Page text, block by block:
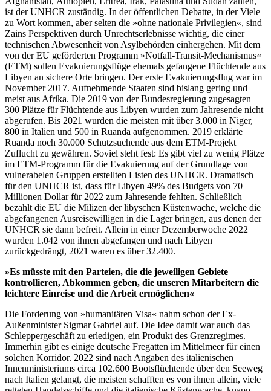
ist der UNHCR zuständig. In der öffentlichen Debatte, in der Viele
zu Wort kommen, aber selten die »ohne nationale Privilegien«, sind
Zains Perspektiven durch Unrechtserlebnisse wichtig, die einer
technischen Abwesenheit von Asylbehörden einhergehen. Mit dem
von der EU geförderten Programm »Notfall-Transit-Mechanismus«
(ETM) sollen Evakuierungsflüge ehemals gefangene Flüchtende aus
Libyen an sichere Orte bringen. Der erste Evakuierungsflug war im
November 2017. Aufnehmende Staaten sind bislang gering und
meist aus Afrika. Die 2019 von der Bundesregierung zugesagten
300 Plätze für Flüchtende aus Libyen wurden zum Jahresende nicht
abgerufen. Bis 2021 wurden die meisten mit über 3.000 in Niger,
800 in Italien und 500 in Ruanda aufgenommen. 2019 erklärte
Ruanda noch 30.000 Schutzsuchende aus dem ETM-Projekt
Zuflucht zu gewähren. Soviel steht fest: Es gibt viel zu wenig Plätze
im ETM-Programm für die Evakuierung auf der Grundlage von
vulnerabelen Gruppen erstellten Listen des UNHCR. Dramatisch
für den UNHCR ist, dass für Libyen 49% des Budgets von 70
Millionen Dollar für 2022 zum Jahresende fehlten. Schließlich
bezahlt die EU die Milizen der libyschen Küstenwache, welche die
abgefangenen Ausreisewilligen in die Lager bringen, aus denen der
UNHCR sie dann befreit. Allein in einer Dezemberwoche 2022
wurden 1.042 von ihnen abgefangen und nach Libyen
zurückgedrängt, 2021 waren es über 32.400.
»Es müsste mit den Parteien, die die jeweiligen Gebiete
kontrollieren, Abkommen geben, die unseren Mitarbeitern die
leichtere Einreise und die Arbeit ermöglichen«
Die Forderung von »humanitären Visa« nahm schon der Ex-
Außenminister Sigmar Gabriel auf. Die Idee damit war auch das
Schleppergeschäft zu erledigen, ein Produkt des Grenzregimes.
Immerhin gibt es einige deutsche Fregatten im Mittelmeer für einen
solchen Korridor. 2022 sind nach Angaben des italienischen
Innenministeriums circa 102.600 Bootsflüchtende über den Seeweg
nach Italien gelangt, die meisten schafften es von ihnen allein, viele